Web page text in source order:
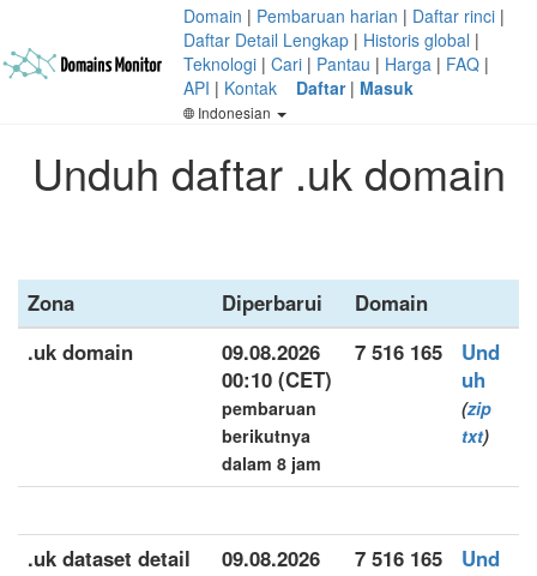
Domain | Pembaruan harian | Daftar rinci |
Daftar Detail Lengkap | Historis global |
Teknologi | Cari | Pantau | Harga | FAQ |
API | Kontak Daftar| Masuk
Indonesian
Unduh daftar .uk domain
Zona Diperbarui
Domain
.uk domain
09.08.2026
00:10 (CET)
pembaruan
berikutnya
dalam 8 jam
7 516 165
Und
uh
(zip
txt)
.uk dataset detail
09.08.2026 7 516 165
Und